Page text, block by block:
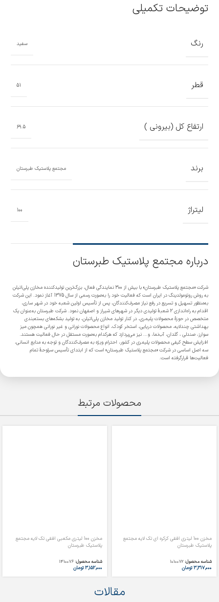
توضیحات تکمیلی
رنگ سفید
قطر 51
ارتفاع کل (بیرونی ) 69.5
برند مجتمع پلاستیک طبرستان
لیتراژ 100
درباره مجتمع پلاستیک طبرستان
شرکت «مجتمع پلاستیک طبرستان» با بیش از 300 نمایندگی فعال، بزرگ‌ترین تولیدکننده مخازن پلی‌اتیلن
به روش روتومولدینگ در ایران است که فعالیت خود را به‌صورت رسمی از سال 1375 آغاز نمود. این شرکت
به‌منظور تسهیل و تسریع در رفع نیاز مصرف‌کنندگان، پس از تأسیس اولین شعبه خود در شهر ساری،
اقدام به راه‌اندازی 2 شعبۀ تولیدی دیگر در شهرهای شیراز و اصفهان نمود. شرکت طبرستان به‌عنوان یک
متخصص در حوزۀ محصولات پلیمری، در کنار تولید مخازن پلی‌اتیلن، به تولید بشکه‌های بسته‌بندی
بهداشتی چندلایه، محصولات دریایی، استخر کودک، انواع محصولات نورانی و غیر نورانی همچون میز
سوارز، صندلی ، گلدان، آب‌نما، و... نیز می‌پردازد که هرکدام به‌صورت مستقل در حال فعالیت هستند.
افزایش سطح کیفی محصولات پلیمری در کشور، احترام ویژه به مصرف‌کنندگان و توجه به منابع انسانی،
سه اصل اساسی در شرکت «مجتمع پلاستیک طبرستان» است که از ابتدای تأسیس سرلوحۀ تمام
فعالیت‌ها قرارگرفته است.
محصولات مرتبط
مخزن 100 لیتری افقی کرکره ای تک لایه مجتمع
پلاستیک طبرستان
شناسه محصول: 1010072
۳,۳۱۷,۰۰۰ تومان
مخزن 100 لیتری مکعبی افقی تک لایه مجتمع
پلاستیک طبرستان
شناسه محصول: 1410076
۳,۱۵۲,۰۰۰ تومان
مقالات